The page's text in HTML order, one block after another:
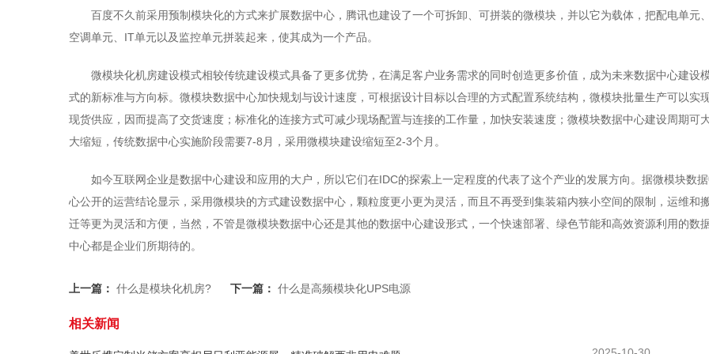
百度不久前采用预制模块化的方式来扩展数据中心，腾讯也建设了一个可拆卸、可拼装的微模块，并以它为载体，把配电单元、
空调单元、IT单元以及监控单元拼装起来，使其成为一个产品。
微模块化机房建设模式相较传统建设模式具备了更多优势，在满足客户业务需求的同时创造更多价值，成为未来数据中心建设
式的新标准与方向标。微模块数据中心加快规划与设计速度，可根据设计目标以合理的方式配置系统结构，微模块批量生产可以实
现货供应，因而提高了交货速度；标准化的连接方式可减少现场配置与连接的工作量，加快安装速度；微模块数据中心建设周期可
大缩短，传统数据中心实施阶段需要7-8月，采用微模块建设缩短至2-3个月。
如今互联网企业是数据中心建设和应用的大户，所以它们在IDC的探索上一定程度的代表了这个产业的发展方向。据微模块数据
心公开的运营结论显示，采用微模块的方式建设数据中心，颗粒度更小更为灵活，而且不再受到集装箱内狭小空间的限制，运维和
迁等更为灵活和方便，当然，不管是微模块数据中心还是其他的数据中心建设形式，一个快速部署、绿色节能和高效资源利用的数
中心都是企业们所期待的。
上一篇： 什么是模块化机房? 下一篇： 什么是高频模块化UPS电源
相关新闻